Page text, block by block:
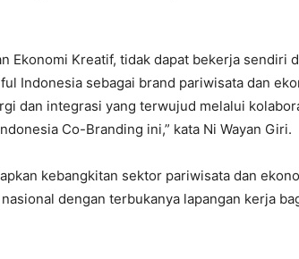
Ekonomi Kreatif, tidak dapat bekerja sendiri
Indonesia sebagai brand pariwisata dan
dan integrasi yang terwujud melalui
Co-Branding ini,” kata Ni Wayan Giri.
kebangkitan sektor pariwisata dan
dengan terbukanya lapangan kerja